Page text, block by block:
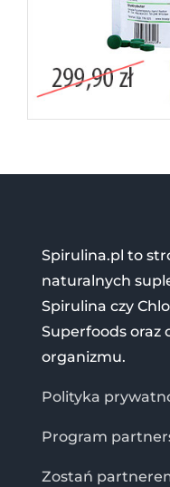
Spirulina.pl to
naturalnych
Spirulina czy
Superfoods oraz
organizmu.
Polityka
Program
Zostań